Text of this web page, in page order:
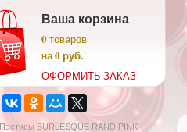
Ваша корзина
0товаров
на0 руб.
ОФОРМИТЬ ЗАКАЗ
BURLESQUE RAND PINK